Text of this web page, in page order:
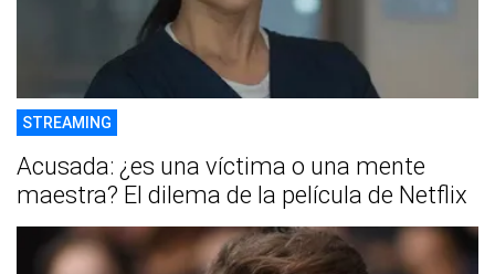
STREAMING
Acusada: ¿es una víctima o una mente
maestra? El dilema de la película de Netflix